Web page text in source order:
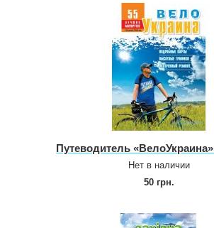
Путеводитель
Нет в наличии
50 грн.